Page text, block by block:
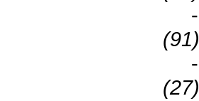
-
(91)
-
(27)